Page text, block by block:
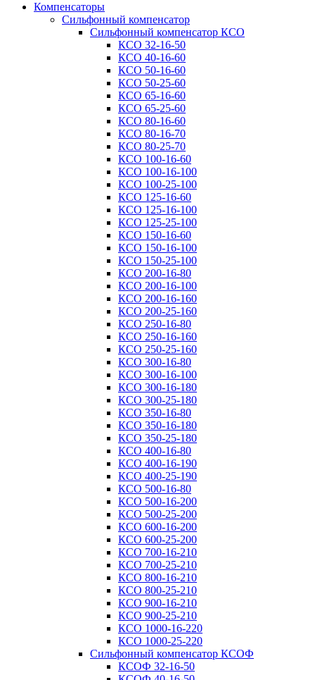
Компенсаторы
Сильфонный компенсатор
Сильфонный компенсатор КСО
КСО 32-16-50
КСО 40-16-60
КСО 50-16-60
КСО 50-25-60
КСО 65-16-60
КСО 65-25-60
КСО 80-16-60
КСО 80-16-70
КСО 80-25-70
КСО 100-16-60
КСО 100-16-100
КСО 100-25-100
КСО 125-16-60
КСО 125-16-100
КСО 125-25-100
КСО 150-16-60
КСО 150-16-100
КСО 150-25-100
КСО 200-16-80
КСО 200-16-100
КСО 200-16-160
КСО 200-25-160
КСО 250-16-80
КСО 250-16-160
КСО 250-25-160
КСО 300-16-80
КСО 300-16-100
КСО 300-16-180
КСО 300-25-180
КСО 350-16-80
КСО 350-16-180
КСО 350-25-180
КСО 400-16-80
КСО 400-16-190
КСО 400-25-190
КСО 500-16-80
КСО 500-16-200
КСО 500-25-200
КСО 600-16-200
КСО 600-25-200
КСО 700-16-210
КСО 700-25-210
КСО 800-16-210
КСО 800-25-210
КСО 900-16-210
КСО 900-25-210
КСО 1000-16-220
КСО 1000-25-220
Сильфонный компенсатор КСОФ
КСОФ 32-16-50